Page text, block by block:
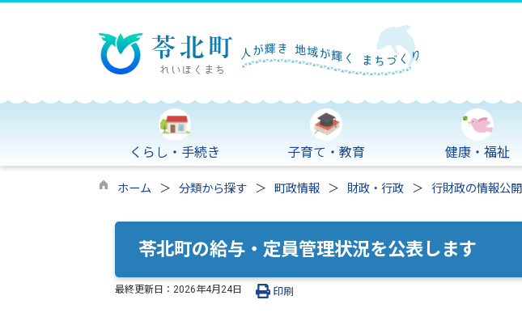
くらし・手続き 子育て・教育 健康・福祉
ホーム 分類から探す 町政情報 財政・行政 行財政の情報公開
苓北町の給与・定員管理状況を公表します
最終更新日： 2026年4月24日 印刷